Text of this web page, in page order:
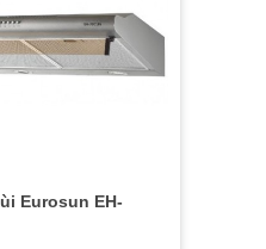
Eurosun EH-